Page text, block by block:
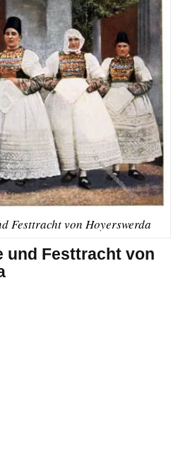
Festtracht von Hoyerswerda
und Festtracht von